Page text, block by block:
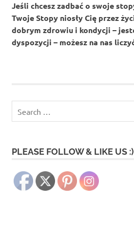
Jeśli chcesz zadbać o swoje
Twoje Stopy niosły Cię przez
dobrym zdrowiu i kondycji –
dyspozycji – możesz na nas
for:
PLEASE FOLLOW & LIKE US :)